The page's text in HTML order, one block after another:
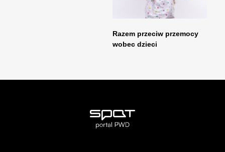
Razem przeciw przemocy
wobec dzieci